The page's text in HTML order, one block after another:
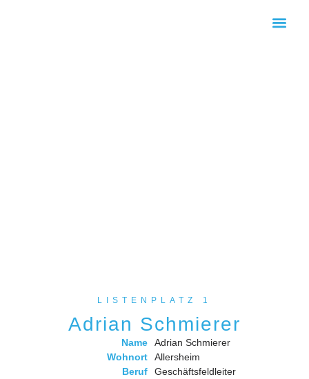
LISTENPLATZ 1
Adrian Schmierer
Name
Wohnort
Beruf
Adrian Schmierer
Allersheim
Geschäftsfeldleiter